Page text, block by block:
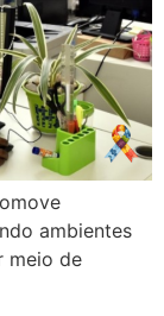
ambientes
meio de